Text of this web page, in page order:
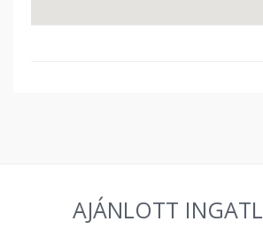
AJÁNLOTT